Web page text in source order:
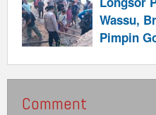
Wassu,
Pimpin
Comment